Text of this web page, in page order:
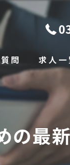
問 求人一
の最